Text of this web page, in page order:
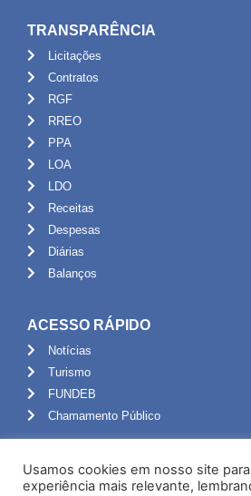
TRANSPARÊNCIA
Licitações
Contratos
RGF
RREO
PPA
LOA
LDO
Receitas
Despesas
Diárias
Balanços
ACESSO RÁPIDO
Notícias
Turismo
FUNDEB
Chamamento Público
Portal do Servidor
Usamos cookies em nosso site
experiência mais relevante,